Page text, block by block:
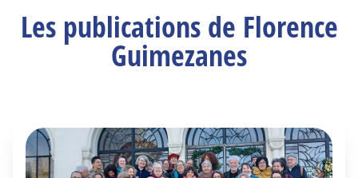
Les publications de Florence
Guimezanes